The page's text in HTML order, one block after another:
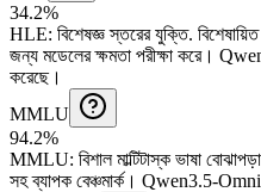
34.2%
HLE: বিশেষজ্ঞ স্তরের যুক্তি.
জন্য মডেলের ক্ষমতা পরীক্ষা করে।
করেছে।
MMLU
94.2%
MMLU: বিশাল মাল্টিটাস্ক ভাষা বোঝাপড়া
সহ ব্যাপক বেঞ্চমার্ক। Qwen3.5-Omni